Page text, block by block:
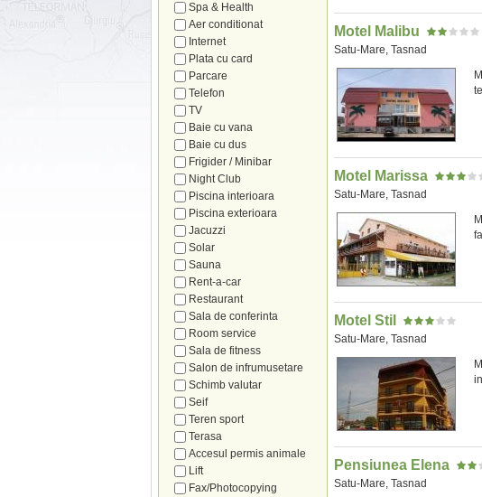
Spa & Health
Aer conditionat
Internet
Plata cu card
Parcare
Telefon
TV
Baie cu vana
Baie cu dus
Frigider / Minibar
Night Club
Piscina interioara
Piscina exterioara
Jacuzzi
Solar
Sauna
Rent-a-car
Restaurant
Sala de conferinta
Room service
Sala de fitness
Salon de infrumusetare
Schimb valutar
Seif
Teren sport
Terasa
Accesul permis animale
Lift
Fax/Photocopying
Motel Malibu
Satu-Mare, Tasnad
Motel Marissa
Satu-Mare, Tasnad
Motel Stil
Satu-Mare, Tasnad
Pensiunea Elena
Satu-Mare, Tasnad